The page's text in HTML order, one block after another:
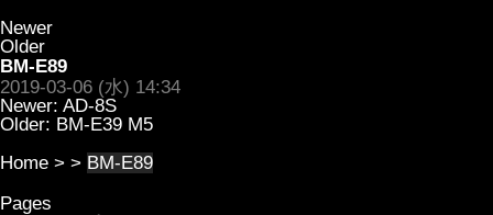
Newer
Older
BM-E89
2019-03-06 (水) 14:34
Newer: AD-8S
Older: BM-E39 M5
Home > > BM-E89
Pages